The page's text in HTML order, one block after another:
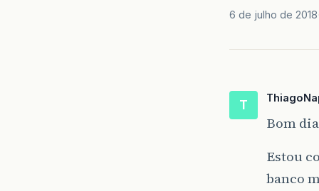
6 de julho de 2018
T
Bom
Estou
banco